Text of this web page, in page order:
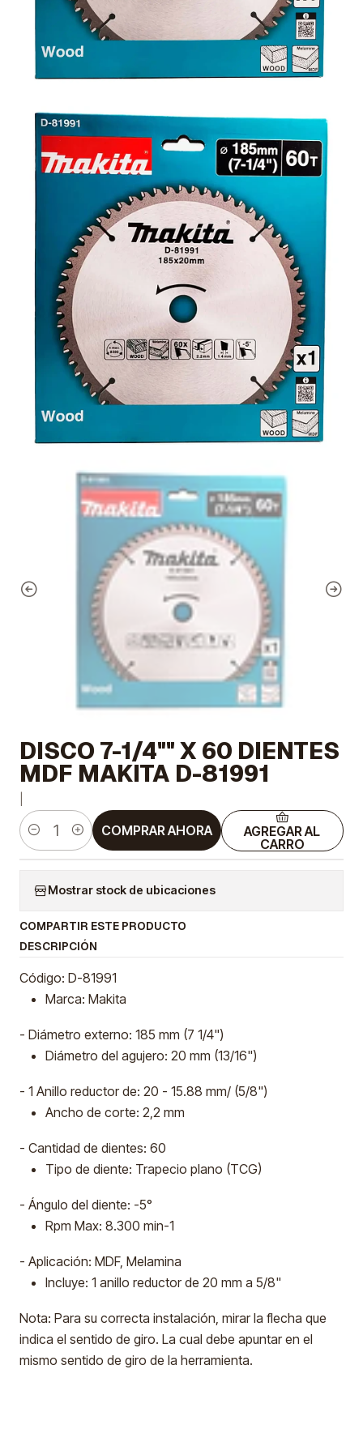
DISCO 7-1/4"" X 60 DIENTES
MDF MAKITA D-81991
Cantidad
AGREGAR AL
CARRO
COMPRAR AHORA
Mostrar stock de ubicaciones
COMPARTIR ESTE PRODUCTO
DESCRIPCIÓN
Código: D-81991
Marca: Makita
- Diámetro externo: 185 mm (7 1/4")
Diámetro del agujero: 20 mm (13/16")
- 1 Anillo reductor de: 20 - 15.88 mm/ (5/8")
Ancho de corte: 2,2 mm
- Cantidad de dientes: 60
Tipo de diente: Trapecio plano (TCG)
- Ángulo del diente: -5°
Rpm Max: 8.300 min-1
- Aplicación: MDF, Melamina
Incluye: 1 anillo reductor de 20 mm a 5/8"
Nota: Para su correcta instalación, mirar la flecha que
indica el sentido de giro. La cual debe apuntar en el
mismo sentido de giro de la herramienta.